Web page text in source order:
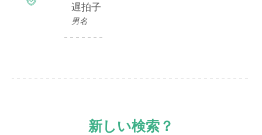
遅拍子
男名
新しい検索？